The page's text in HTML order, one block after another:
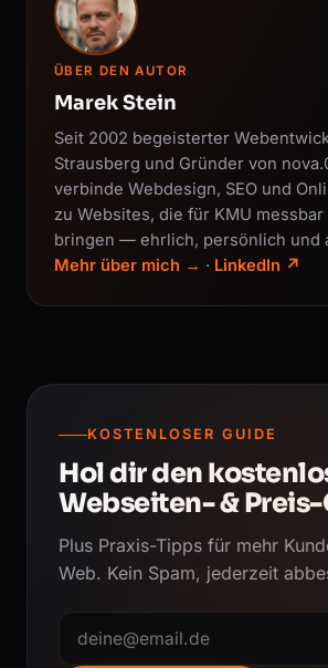
ÜBER DEN AUTOR
Marek Stein
Seit 2002 begeisterter
Strausberg und Gründer von
verbinde Webdesign, SEO und
zu Websites, die für KMU
bringen — ehrlich, persönlich und
Mehr über mich → · LinkedIn ↗
KOSTENLOSER GUIDE
Hol dir den
Webseiten- &
Plus Praxis-Tipps für mehr
Web. Kein Spam, jederzeit